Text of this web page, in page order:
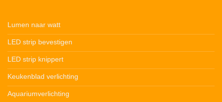
Lumen naar watt
LED strip bevestigen
LED strip knippert
Keukenblad verlichting
Aquariumverlichting